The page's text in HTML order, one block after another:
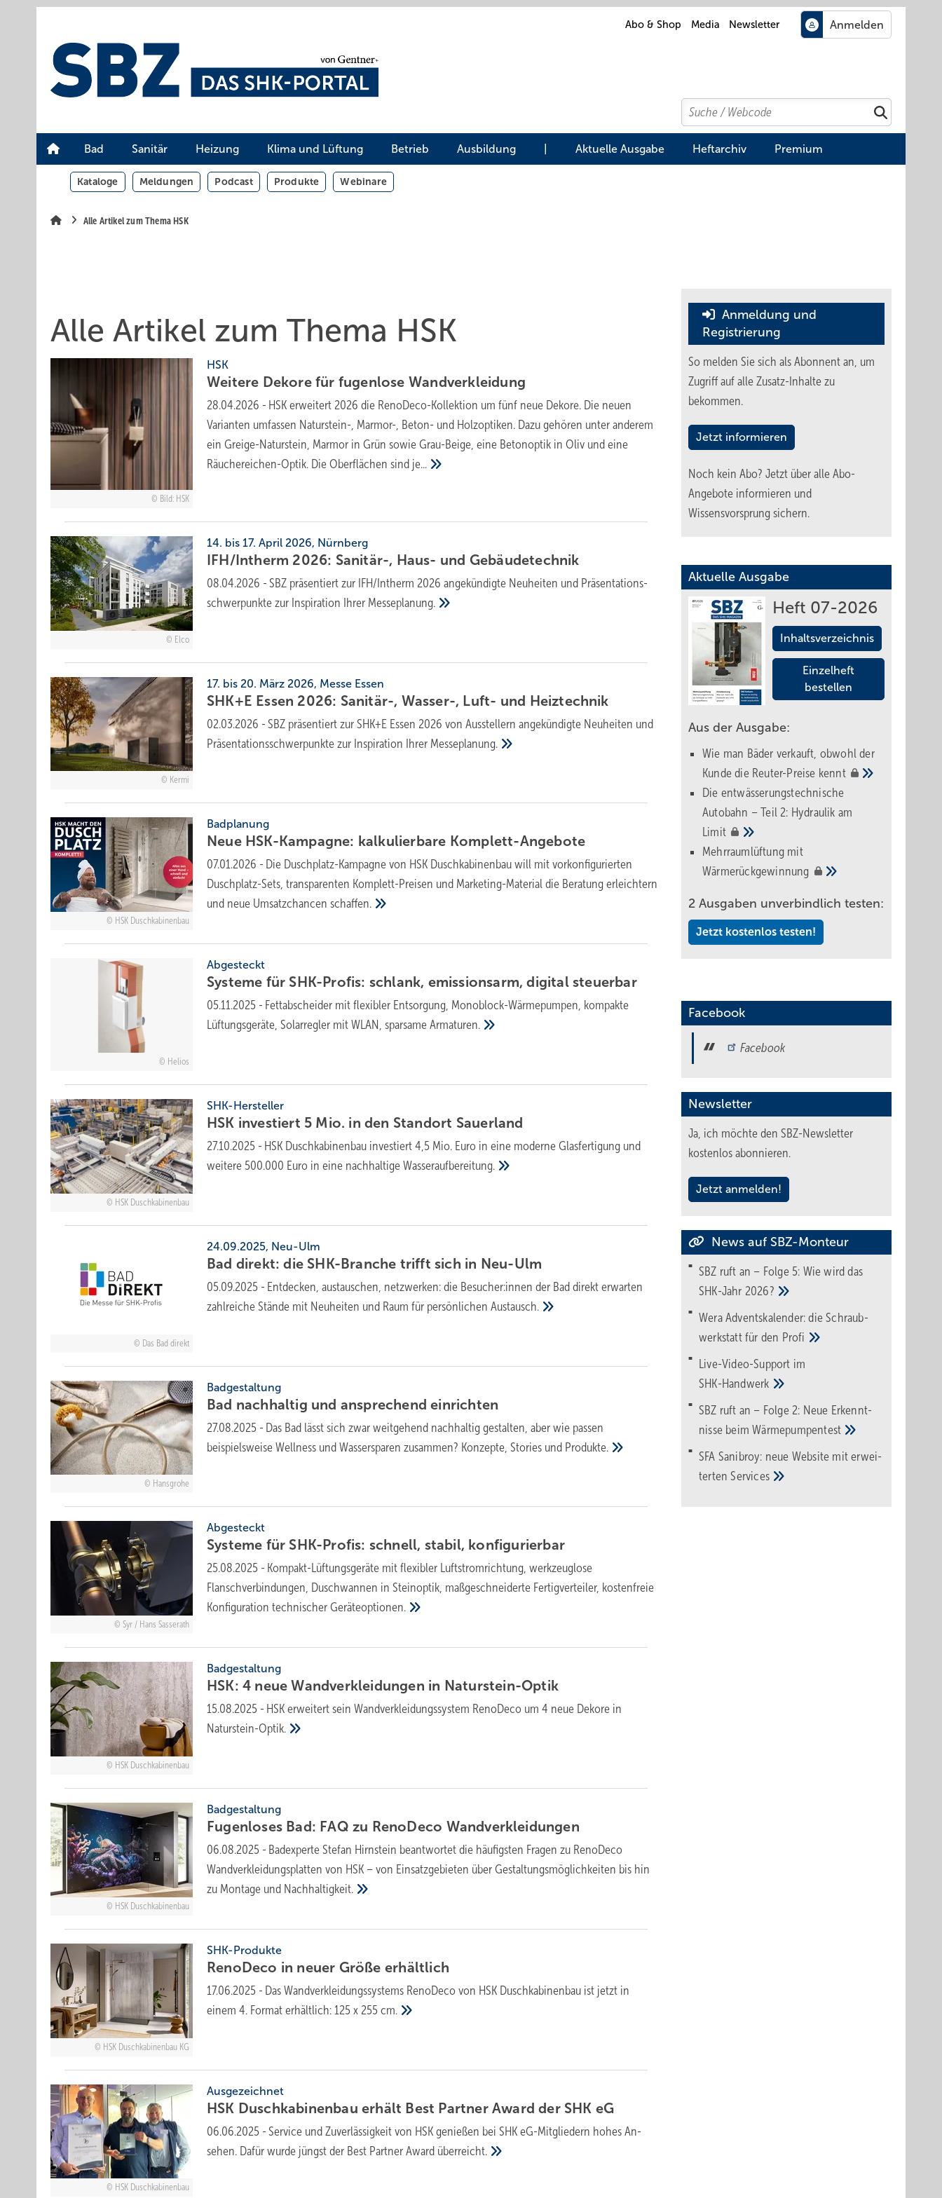
Abo & Shop Media Newsletter
Search
Suchen
Bad Sanitär Heizung Klima und Lüftung Betrieb Ausbildung Aktuelle Ausgabe Heftarchiv Premium
Kataloge Meldungen Podcast Produkte Webinare
Alle Artikel zum Thema HSK
Alle Artikel zum Thema HSK
Bild: HSK
HSK
Weitere Dekore für fugenlose Wandverkleidung
28.04.2026 - HSK erweitert 2026 die RenoDeco-Kollektion um fünf neue Dekore. Die neuen
Varianten umfassen Naturstein-, Marmor-, Beton- und Holzoptiken. Dazu gehören unter anderem
ein Greige-Naturstein, Marmor in Grün sowie Grau-Beige, eine Betonoptik in Oliv und eine
Räuchereichen-Optik. Die Oberflächen sind je...
Elco
14. bis 17. April 2026, Nürnberg
IFH/Intherm 2026: Sanitär-, Haus- und Ge­bäu­de­tech­nik
08.04.2026 - SBZ prä­sen­tiert zur IFH/Intherm 2026 an­ge­kün­dig­te Neu­hei­ten und Prä­sen­ta­ti­ons­
schwer­punk­te zur In­spi­ra­ti­on Ihrer Messe­pla­nung.
Kermi
17. bis 20. März 2026, Messe Essen
SHK+E Essen 2026: Sanitär-, Wasser-, Luft- und Heiztechnik
02.03.2026 - SBZ prä­sen­tiert zur SHK+E Essen 2026 von Aus­stel­lern an­ge­kün­dig­te Neu­hei­ten und
Prä­sen­ta­ti­ons­schwer­punk­te zur In­spi­ra­ti­on Ihrer Messe­pla­nung.
HSK Duschkabinenbau
Badplanung
Neue HSK-Kampagne: kalkulierbare Kom­plett­-An­ge­bo­te
07.01.2026 - Die Duschplatz-Kampagne von HSK Duschkabinenbau will mit vorkonfigurierten
Duschplatz-Sets, transparenten Komplett-Preisen und Marketing-Material die Beratung erleichtern
und neue Umsatzchancenschaffen.
Helios
Abgesteckt
Systeme für SHK-Profis: schlank, emis­si­ons­arm, di­gi­talsteu­er­bar
05.11.2025 - Fettabscheider mit flexibler Entsorgung, Monoblock-Wärmepumpen, kompakte
Lüftungsgeräte, Solarregler mit WLAN, sparsameArmaturen.
HSK Duschkabinenbau
SHK-Hersteller
HSK investiert 5 Mio. in den Stand­ort Sau­er­land
27.10.2025 - HSK Duschkabinenbau investiert 4,5 Mio. Euro in eine moderne Glasfertigung und
weitere 500.000 Euro in eine nachhaltigeWasseraufbereitung.
Das Bad direkt
24.09.2025, Neu-Ulm
Bad direkt: die SHK-Branche trifft sich in Neu-Ulm
05.09.2025 - Entdecken, austauschen, netzwerken: die Besu­cher:in­nen der Bad direkt erwar­ten
zahl­reiche Stände mit Neu­heiten und Raum für persön­lichenAus­tausch.
Hansgrohe
Badgestaltung
Bad nachhaltig und ansprechendeinrichten
27.08.2025 - Das Bad lässt sich zwar weitgehend nachhaltig gestalten, aber wie passen
beispielsweise Wellness und Wassersparen zusammen? Konzepte, Stories und Produkte.
Syr / Hans Sasserath
Abgesteckt
Systeme für SHK-Profis: schnell, stabil, kon­fi­gu­rier­bar
25.08.2025 - Kompakt-Lüftungsgeräte mit flexibler Luftstromrichtung, werkzeuglose
Flanschverbindungen, Duschwannen in Steinoptik, maßgeschneiderte Fertigverteiler, kostenfreie
Konfiguration technischerGeräteoptionen.
HSK Duschkabinenbau
Badgestaltung
HSK: 4 neue Wand­ver­klei­dun­gen in Natur­stein-Optik
15.08.2025 - HSK erwei­tert sein Wand­ver­klei­dungs­sys­tem RenoDeco um 4 neue Dekore in
Natur­stein-Optik.
HSK Duschkabinenbau
Badgestaltung
Fugenloses Bad: FAQ zu RenoDeco Wand­ver­klei­dun­gen
06.08.2025 - Badexperte Stefan Hirnstein beantwortet die häufigsten Fragen zu RenoDeco
Wandverkleidungsplatten von HSK – von Einsatzgebieten über Gestaltungsmöglichkeiten bis hin
zu Montage und Nachhaltigkeit.
HSK Duschkabinenbau KG
SHK-Produkte
RenoDeco in neuer Größe erhältlich
17.06.2025 - Das Wandverkleidungssystems RenoDeco von HSK Duschkabinenbau ist jetzt in
einem 4. Format erhältlich: 125 x 255cm.
HSK Duschkabinenbau
Ausgezeichnet
HSK Dusch­kabinen­bau erhält Best Partner Award der SHK eG
06.06.2025 - Service und Zu­ver­läs­sig­keit von HSK genießen bei SHK eG-Mit­glie­dern hohes An­
sehen. Dafür wurde jüngst der Best Partner Award überreicht.
Anmeldung und
Registrierung
So melden Sie sich als Abonnent an, um
Zugriff auf alle Zusatz-Inhalte zu
bekommen.
Jetzt informieren
Noch kein Abo? Jetzt über alle Abo-
Angebote informieren und
Wissensvorsprung sichern.
Aktuelle Ausgabe
Heft 07-2026
Inhaltsverzeichnis
Einzelheft
bestellen
Aus der Ausgabe:
Wie man Bäder verkauft, obwohl der
Kunde die Reuter-Preise kennt
Die entwässerungstechnische
Autobahn – Teil 2: Hydraulik am
Limit
Mehrraumlüftung mit
Wärmerückgewinnung
2 Ausgaben unverbindlich testen:
Jetzt kostenlos testen!
Facebook
Facebook
Newsletter
Ja, ich möchte den SBZ-Newsletter
kostenlos abonnieren.
Jetzt anmelden!
News auf SBZ-Monteur
SBZ ruft an – Folge 5: Wie wird das
SHK-Jahr 2026?
Wera Adventskalender: die Schraub­
werk­statt für den Pro­fi
Live-Video-Support im
SHK-Handwerk
SBZ ruft an – Folge 2: Neue Erkennt­
nisse beimWärme­pumpen­test
SFA Sanibroy: neue Web­site mit erwei­
tertenServices